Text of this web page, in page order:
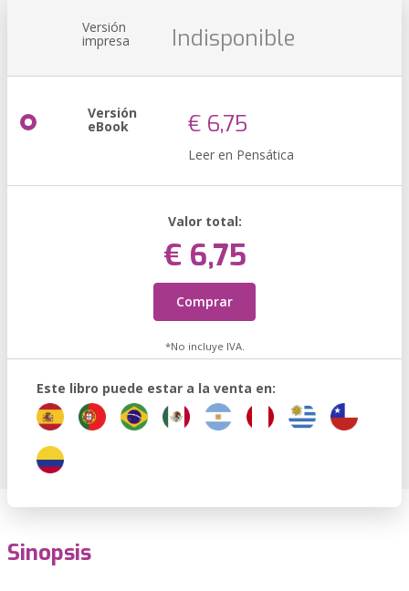
Versión
impresa Indisponible
Versión
eBook € 6,75
Leer en Pensática
Valor total:
€ 6,75
Comprar
*No incluye IVA.
Este libro puede estar a la venta en:
Sinopsis